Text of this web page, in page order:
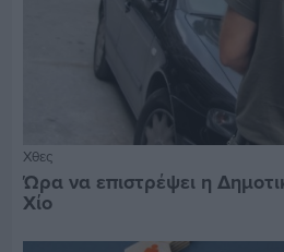
Χθες
Ώρα να επιστρέψει η
Χίο